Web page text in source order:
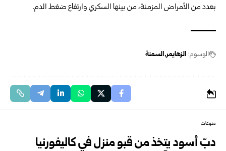
بعدد من الأمراض المزمنة، من بينها السكري وارتفاع ضغط الدم.
الوسوم: الزهايمر السمنة
منوعات
دبّ أسود يتخذ من قبو منزل في كاليفورنيا